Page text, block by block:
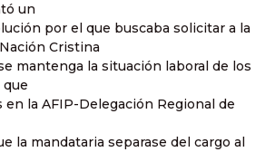
un
por el que buscaba solicitar a la
Cristina
mantenga la situación laboral de los
que
la AFIP-Delegación Regional de
la mandataria separase del cargo al